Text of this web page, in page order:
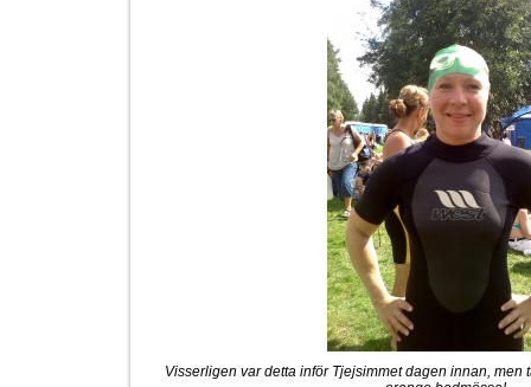
Visserligen var detta inför Tjejsimmet dagen innan, men